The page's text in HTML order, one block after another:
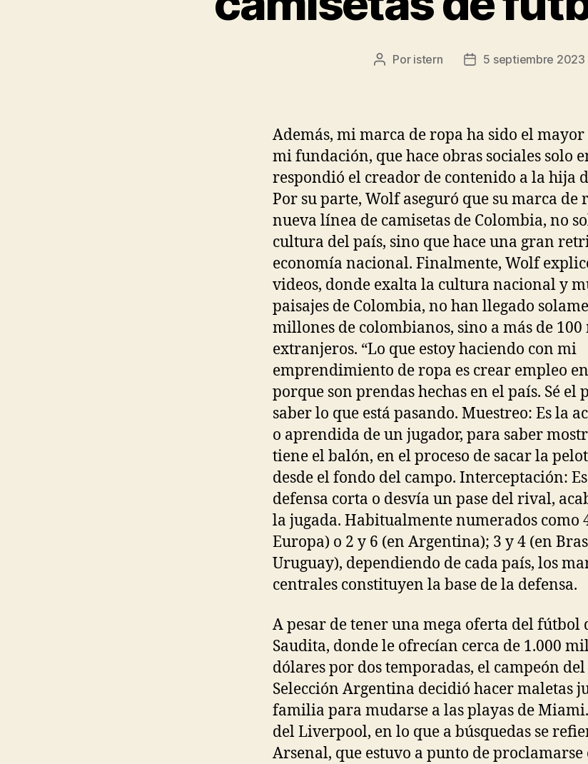
Autor
Por istern
Fecha5 septiembre 2023
Además, mi marca de ropa ha sido el
mi fundación, que hace obras sociales solo
respondió el creador de contenido a la hija
Por su parte, Wolf aseguró que su marca de
nueva línea de camisetas de Colombia, no
cultura del país, sino que hace una gran
economía nacional. Finalmente, Wolf
videos, donde exalta la cultura nacional y
paisajes de Colombia, no han llegado
millones de colombianos, sino a más de
extranjeros. “Lo que estoy haciendo con mi
emprendimiento de ropa es crear empleo
porque son prendas hechas en el país. Sé el
saber lo que está pasando. Muestreo: Es la
o aprendida de un jugador, para saber
tiene el balón, en el proceso de sacar la
desde el fondo del campo. Interceptación:
defensa corta o desvía un pase del rival,
la jugada. Habitualmente numerados como
Europa) o 2 y 6 (en Argentina); 3 y 4 (en
Uruguay), dependiendo de cada país, los
centrales constituyen la base de la defensa.
A pesar de tener una mega oferta del fútbol
Saudita, donde le ofrecían cerca de 1.000
dólares por dos temporadas, el campeón
Selección Argentina decidió hacer maletas
familia para mudarse a las playas de
del Liverpool, en lo que a búsquedas se
Arsenal, que estuvo a punto de proclamarse